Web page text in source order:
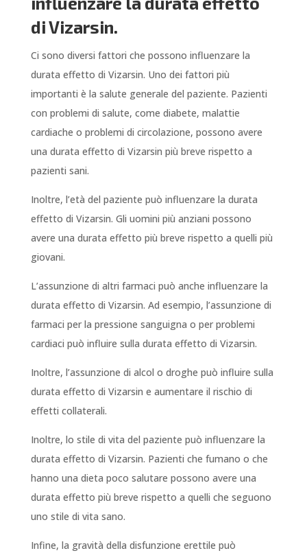
di Vizarsin.
Ci sono diversi fattori che possono influenzare la
durata effetto di Vizarsin. Uno dei fattori più
importanti è la salute generale del paziente. Pazienti
con problemi di salute, come diabete, malattie
cardiache o problemi di circolazione, possono avere
una durata effetto di Vizarsin più breve rispetto a
pazienti sani.
Inoltre, l’età del paziente può influenzare la durata
effetto di Vizarsin. Gli uomini più anziani possono
avere una durata effetto più breve rispetto a quelli più
giovani.
L’assunzione di altri farmaci può anche influenzare la
durata effetto di Vizarsin. Ad esempio, l’assunzione di
farmaci per la pressione sanguigna o per problemi
cardiaci può influire sulla durata effetto di Vizarsin.
Inoltre, l’assunzione di alcol o droghe può influire sulla
durata effetto di Vizarsin e aumentare il rischio di
effetti collaterali.
Inoltre, lo stile di vita del paziente può influenzare la
durata effetto di Vizarsin. Pazienti che fumano o che
hanno una dieta poco salutare possono avere una
durata effetto più breve rispetto a quelli che seguono
uno stile di vita sano.
Infine, la gravità della disfunzione erettile può